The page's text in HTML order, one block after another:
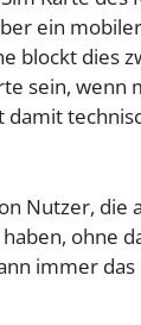
ein
blockt dies
sein, wenn
damit
Nutzer, die
ohne
immer das